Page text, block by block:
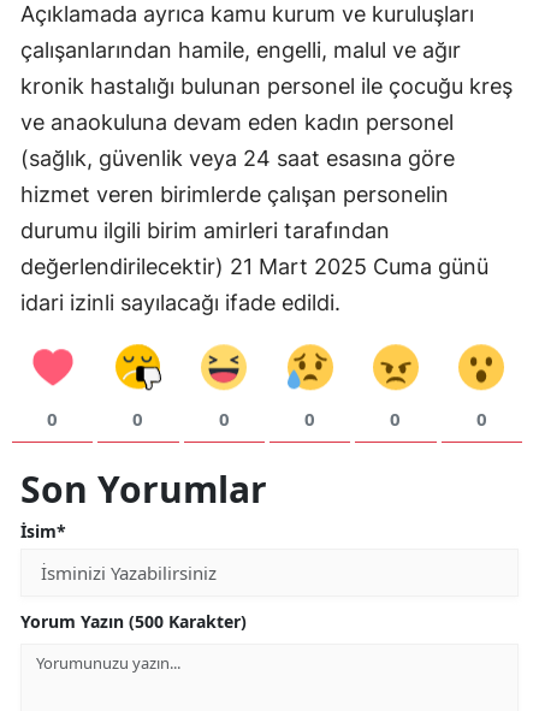
Kocaeli
Konya
Kütahya
Malatya
Manisa
Kahramanmaraş
Mardin
Muğla
Muş
Açıklamada ayrıca kamu kurum ve kuruluşları
çalışanlarından hamile, engelli, malul ve ağır
kronik hastalığı bulunan personel ile çocuğu kreş
ve anaokuluna devam eden kadın personel
(sağlık, güvenlik veya 24 saat esasına göre
hizmet veren birimlerde çalışan personelin
durumu ilgili birim amirleri tarafından
değerlendirilecektir) 21 Mart 2025 Cuma günü
idari izinli sayılacağı ifade edildi.
0 0 0 0 0 0
Son Yorumlar
İsim*
Yorum Yazın (500 Karakter)